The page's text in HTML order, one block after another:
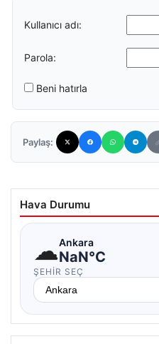
Kullanıcı adı:
Parola:
Beni hatırla
Paylaş:
Hava Durumu
☁Ankara
NaN°C
ŞEHIR SEÇ